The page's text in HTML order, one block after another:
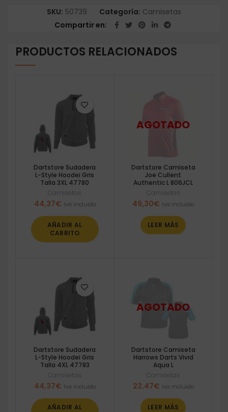
SKU: 50739 Categoría: Camisetas
Compartir en
PRODUCTOS RELACIONADOS
Dartstore Sudadera
L-Style Hoodei Gris
Talla 3XL 47780
Camisetas
44,37€ Iva incluido
AÑADIR AL
CARRITO
Dartstore Camiseta
Joe Cullent
Authentic L 806JCL
Camisetas
49,30€ Iva incluido
LEER MÁS
Dartstore Sudadera
L-Style Hoodei Gris
Talla 4XL 47783
Camisetas
44,37€ Iva incluido
AÑADIR AL
Dartstore Camiseta
Harrows Darts Vivid
Aqua L
Camisetas
22,47€ Iva incluido
LEER MÁS